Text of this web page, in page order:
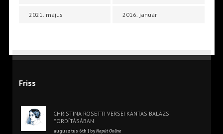
2021. május 2016. január
Friss
CHRISTINA ROSETTI VERSEI KÁNTÁS BALÁZS
FORDÍTÁSÁBAN
augusztus 6th | byNapút Online